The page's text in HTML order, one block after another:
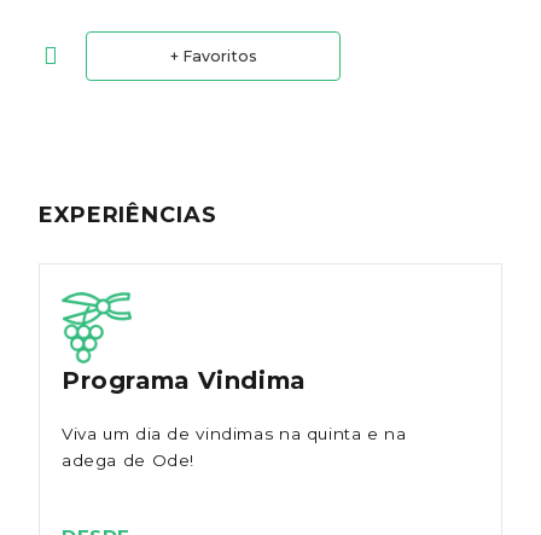
+ Favoritos
EXPERIÊNCIAS
Programa Vindima
Viva um dia de vindimas na quinta e na
adega de Ode!